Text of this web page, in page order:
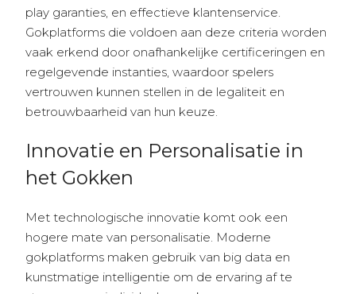
play garanties, en effectieve klantenservice.
Gokplatforms die voldoen aan deze criteria worden
vaak erkend door onafhankelijke certificeringen en
regelgevende instanties, waardoor spelers
vertrouwen kunnen stellen in de legaliteit en
betrouwbaarheid van hun keuze.
Innovatie en Personalisatie in
het Gokken
Met technologische innovatie komt ook een
hogere mate van personalisatie. Moderne
gokplatforms maken gebruik van big data en
kunstmatige intelligentie om de ervaring af te